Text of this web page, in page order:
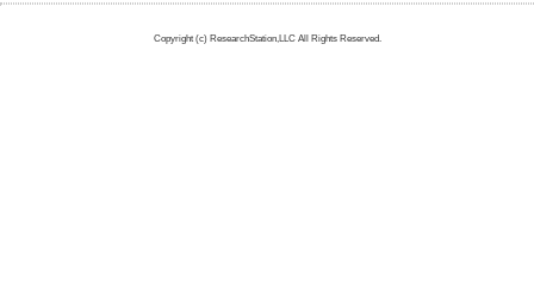
Copyright (c) ResearchStation,LLC All Rights Reserved.